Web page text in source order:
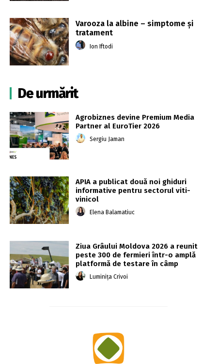
Varooza la albine – simptome și
tratament
Ion Iftodi
De urmărit
Agrobiznes devine Premium Media
Partner al EuroTier 2026
Sergiu Jaman
APIA a publicat două noi ghiduri
informative pentru sectorul viti-
vinicol
Elena Balamatiuc
Ziua Grâului Moldova 2026 a reunit
peste 300 de fermieri într-o amplă
platformă de testare în câmp
Luminița Crivoi